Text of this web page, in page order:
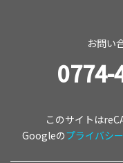
お問い
0774-
このサイトは
Googleのプライバシ